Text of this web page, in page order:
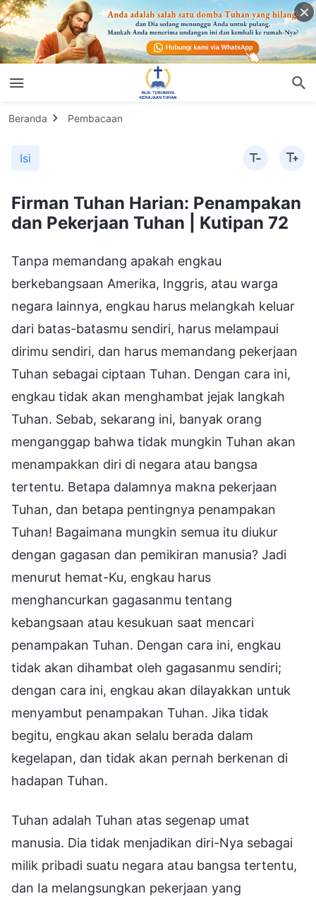
Beranda Pembacaan
Isi
Firman Tuhan Harian: Penampakan
dan Pekerjaan Tuhan | Kutipan 72
Tanpa memandang apakah engkau
berkebangsaan Amerika, Inggris, atau warga
negara lainnya, engkau harus melangkah keluar
dari batas-batasmu sendiri, harus melampaui
dirimu sendiri, dan harus memandang pekerjaan
Tuhan sebagai ciptaan Tuhan. Dengan cara ini,
engkau tidak akan menghambat jejak langkah
Tuhan. Sebab, sekarang ini, banyak orang
menganggap bahwa tidak mungkin Tuhan akan
menampakkan diri di negara atau bangsa
tertentu. Betapa dalamnya makna pekerjaan
Tuhan, dan betapa pentingnya penampakan
Tuhan! Bagaimana mungkin semua itu diukur
dengan gagasan dan pemikiran manusia? Jadi
menurut hemat-Ku, engkau harus
menghancurkan gagasanmu tentang
kebangsaan atau kesukuan saat mencari
penampakan Tuhan. Dengan cara ini, engkau
tidak akan dihambat oleh gagasanmu sendiri;
dengan cara ini, engkau akan dilayakkan untuk
menyambut penampakan Tuhan. Jika tidak
begitu, engkau akan selalu berada dalam
kegelapan, dan tidak akan pernah berkenan di
hadapan Tuhan.
Tuhan adalah Tuhan atas segenap umat
manusia. Dia tidak menjadikan diri-Nya sebagai
milik pribadi suatu negara atau bangsa tertentu,
dan Ia melangsungkan pekerjaan yang